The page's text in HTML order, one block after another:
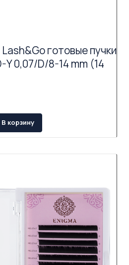
готовые пучки
Y 0,07/D/8-14 mm (14
В корзину